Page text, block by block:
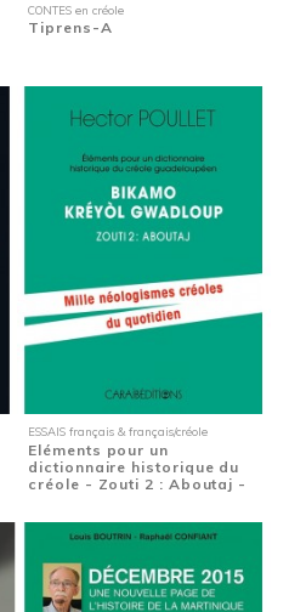
CONTES en créole
Tiprens-A
ESSAIS français & français/créole
Eléments pour un
dictionnaire historique du
créole - Zouti 2 : Aboutaj -